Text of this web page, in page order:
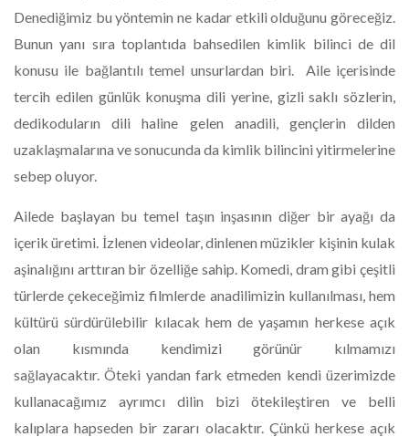
Denediğimiz bu yöntemin ne kadar etkili olduğunu göreceğiz.
Bunun yanı sıra toplantıda bahsedilen kimlik bilinci de dil
konusu ile bağlantılı temel unsurlardan biri. Aile içerisinde
tercih edilen günlük konuşma dili yerine, gizli saklı sözlerin,
dedikoduların dili haline gelen anadili, gençlerin dilden
uzaklaşmalarına ve sonucunda da kimlik bilincini yitirmelerine
sebep oluyor.
Ailede başlayan bu temel taşın inşasının diğer bir ayağı da
içerik üretimi. İzlenen videolar, dinlenen müzikler kişinin kulak
aşinalığını arttıran bir özelliğe sahip. Komedi, dram gibi çeşitli
türlerde çekeceğimiz filmlerde anadilimizin kullanılması, hem
kültürü sürdürülebilir kılacak hem de yaşamın herkese açık
olan kısmında kendimizi görünür kılmamızı
sağlayacaktır. Öteki yandan fark etmeden kendi üzerimizde
kullanacağımız ayrımcı dilin bizi ötekileştiren ve belli
kalıplara hapseden bir zararı olacaktır. Çünkü herkese açık